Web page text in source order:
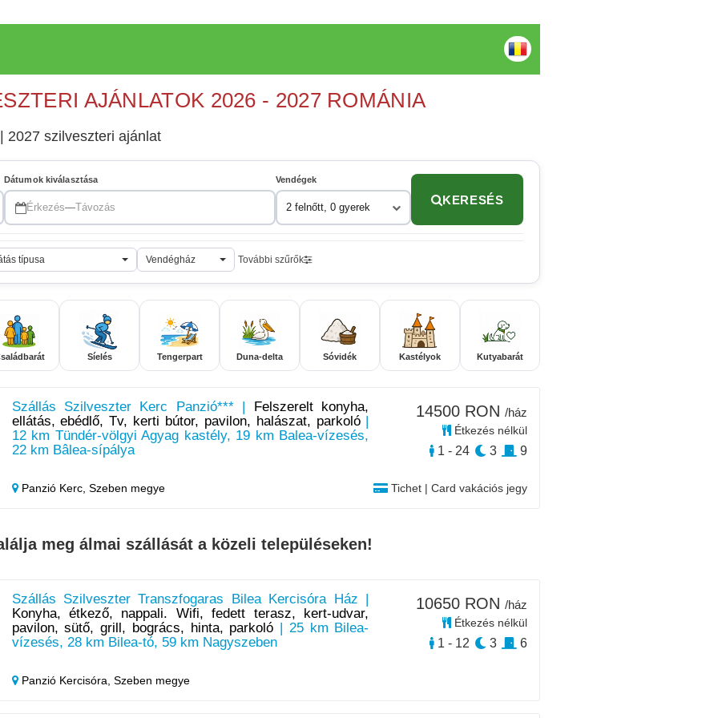
AJÁNLATOK 2026 - 2027 ROMÁNIA
2027 szilveszteri ajánlat
Dátumok kiválasztása
Érkezés—Távozás
Vendégek
2 felnőtt, 0 gyerek
KERESÉS
típusa Vendégház További szűrők
Síelés Tengerpart Duna-delta Sóvidék Kastélyok Kutyabarát
Szállás Szilveszter Kerc Panzió*** |
Felszerelt konyha,
ellátás, ebédlő, Tv, kerti bútor, pavilon, halászat, parkoló|
12 km Tündér-völgyi Agyag kastély, 19 km Balea-vízesés,
22 km Bâlea-sípálya
Panzió Kerc, Szeben megye Tichet | Card vakációs jegy
14500 RON /ház
Étkezés nélkül
1 - 24 3 9
meg álmai szállását a közeli településeken!
Szállás Szilveszter Transzfogaras Bilea Kercisóra Ház |
Konyha, étkező, nappali. Wifi, fedett terasz, kert-udvar,
pavilon, sütő, grill, bogrács, hinta, parkoló | 25 km Bilea-
vízesés, 28 km Bilea-tó, 59 km Nagyszeben
Panzió Kercisóra, Szeben megye
10650 RON /ház
Étkezés nélkül
1 - 12 3 6